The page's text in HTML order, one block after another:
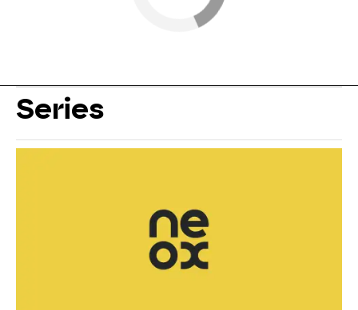
Series